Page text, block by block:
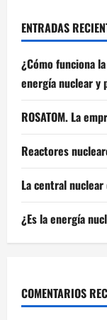
ENTRADAS
¿Cómo funciona
energía nuclear y
ROSATOM. La
Reactores
La central
¿Es la energía
COMENTARIOS